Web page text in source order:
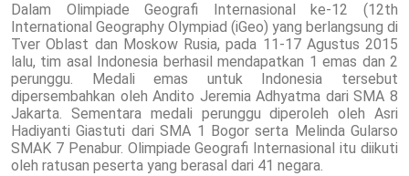
Dalam Olimpiade Geografi Internasional ke-12 (12th
International Geography Olympiad (iGeo) yang berlangsung di
Tver Oblast dan Moskow Rusia, pada 11-17 Agustus 2015
lalu, tim asal Indonesia berhasil mendapatkan 1 emas dan 2
perunggu. Medali emas untuk Indonesia tersebut
dipersembahkan oleh Andito Jeremia Adhyatma dari SMA 8
Jakarta. Sementara medali perunggu diperoleh oleh Asri
Hadiyanti Giastuti dari SMA 1 Bogor serta Melinda Gularso
SMAK 7 Penabur. Olimpiade Geografi Internasional itu diikuti
oleh ratusan peserta yang berasal dari 41 negara.